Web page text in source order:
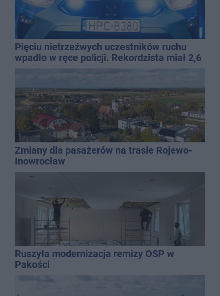
Pięciu nietrzeźwych uczestników ruchu
wpadło w ręce policji. Rekordzista miał 2,6
promila
Zmiany dla pasażerów na trasie Rojewo-
Inowrocław
Ruszyła modernizacja remizy OSP w
Pakości